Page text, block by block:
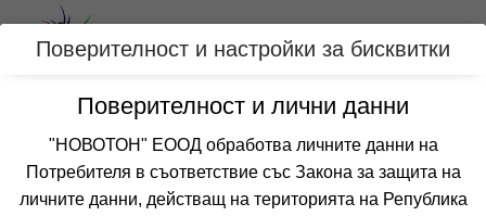
Вход
Категории
Хотел КАЛИТЕЯ
СОЗОПОЛ
Поверителност и настройки за бисквитки
Поверителност и лични данни
"НОВОТОН" ЕООД обработва личните данни на
Потребителя в съответствие със Закона за защита на
личните данни, действащ на територията на Република